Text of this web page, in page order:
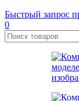
Быстрый запрос
0